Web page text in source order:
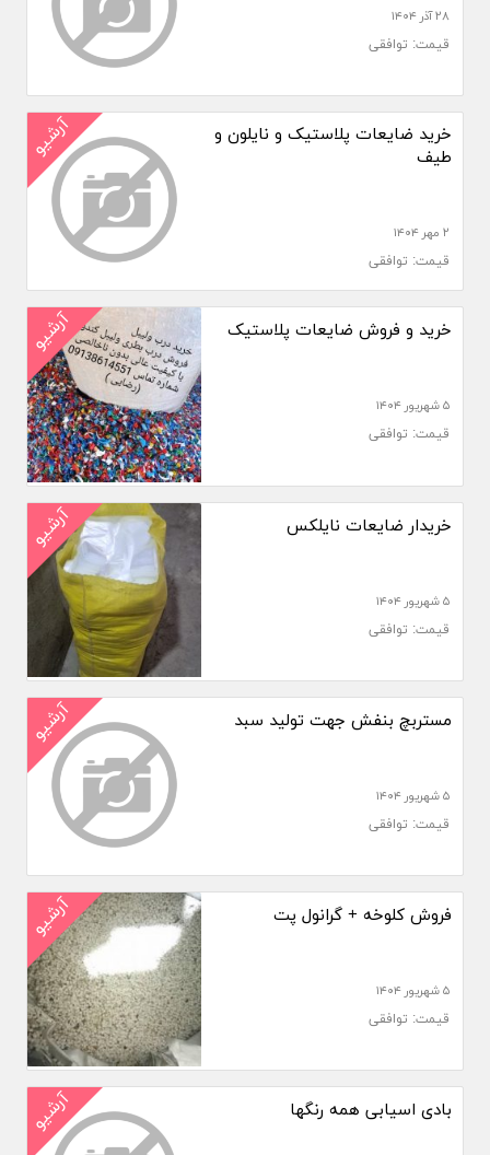
۲۸ آذر ۱۴۰۴
قیمت: توافقی
آرشیو
خرید ضایعات پلاستیک و نایلون و
طیف
۲ مهر ۱۴۰۴
قیمت: توافقی
آرشیو خرید و فروش ضایعات پلاستیک
۵ شهریور ۱۴۰۴
قیمت: توافقی
آرشیو خریدار ضایعات نایلکس
۵ شهریور ۱۴۰۴
قیمت: توافقی
آرشیو مستربچ بنفش جهت تولید سبد
۵ شهریور ۱۴۰۴
قیمت: توافقی
آرشیو فروش کلوخه + گرانول پت
۵ شهریور ۱۴۰۴
قیمت: توافقی
آرشیو بادی اسیابی همه رنگها